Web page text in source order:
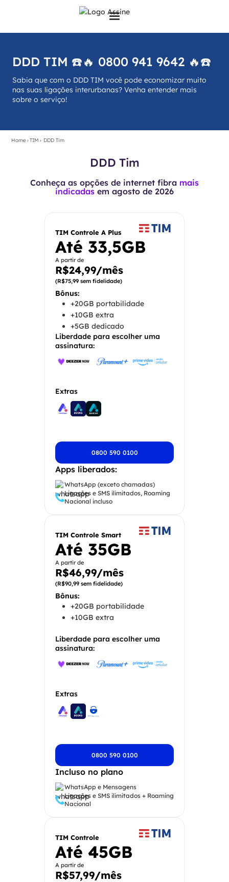
DDD TIM ☎️🔥 0800 941 9642 🔥☎️
Sabia que com o DDD TIM você pode economizar muito
nas suas ligações interurbanas? Venha entender mais
sobre o serviço!
Home›TIM › DDD Tim
DDD Tim
Conheça as opções de internet fibra mais
indicadas em agosto de 2026
TIM Controle A Plus
Até 33,5GB
A partir de
R$24,99/mês
(R$75,99 sem fidelidade)
Bônus:
+20GB portabilidade
+10GB extra
+5GB dedicado
Liberdade para escolher uma
assinatura:
Extras
0800 590 0100
Apps liberados:
WhatsApp (exceto chamadas)
Ligações e SMS ilimitados, Roaming
Nacional incluso
TIM Controle Smart
Até 35GB
A partir de
R$46,99/mês
(R$90,99 sem fidelidade)
Bônus:
+20GB portabilidade
+10GB extra
Liberdade para escolher uma
assinatura:
Extras
0800 590 0100
Incluso no plano
WhatsApp e Mensagens
Ligações e SMS ilimitados + Roaming
Nacional
TIM Controle
Até 45GB
A partir de
R$57,99/mês